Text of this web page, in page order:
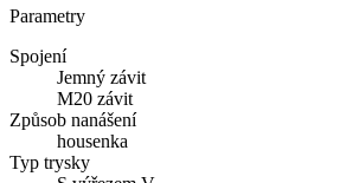
Parametry
Spojení
Jemný závit
M20 závit
Způsob nanášení
housenka
Typ trysky